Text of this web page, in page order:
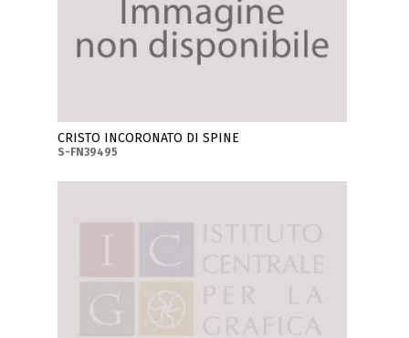
CRISTO INCORONATO DI SPINE
S-FN39495